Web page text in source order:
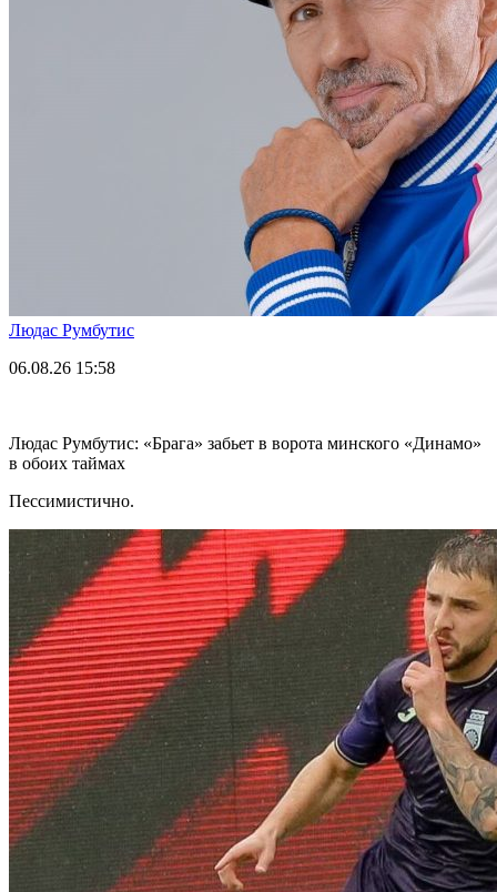
Людас Румбутис
06.08.26 15:58
Людас Румбутис: «Брага» забьет в ворота минского «Динамо»
в обоих таймах
Пессимистично.